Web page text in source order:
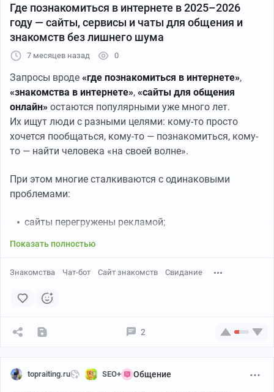
Где познакомиться в интернете в 2025–2026
году — сайты, сервисы и чаты для общения и
знакомств без лишнего шума
7 месяцев назад 0
Запросы вроде «где познакомиться в интернете»,
«знакомства в интернете», «сайты для общения
онлайн» остаются популярными уже много лет.
Их ищут люди с разными целями: кому-то просто
хочется пообщаться, кому-то — познакомиться, кому-
то — найти человека «на своей волне».
При этом многие сталкиваются с одинаковыми
проблемами:
сайты перегружены рекламой;
сложно понять, где вообще есть живые люди.
Этот пост — спокойный и нейтральный разбор
можно познакомиться и пообщаться
в 2025–2026
Показать полностью
Знакомства Чат-бот Сайт знакомств Свидание
2
topraiting.ru SEO+ Общение